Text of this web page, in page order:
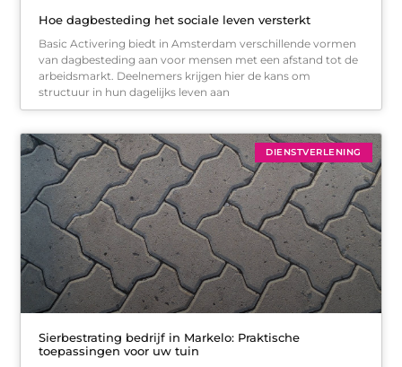
Hoe dagbesteding het sociale leven versterkt
Basic Activering biedt in Amsterdam verschillende vormen
van dagbesteding aan voor mensen met een afstand tot de
arbeidsmarkt. Deelnemers krijgen hier de kans om
structuur in hun dagelijks leven aan
DIENSTVERLENING
Sierbestrating bedrijf in Markelo: Praktische
toepassingen voor uw tuin